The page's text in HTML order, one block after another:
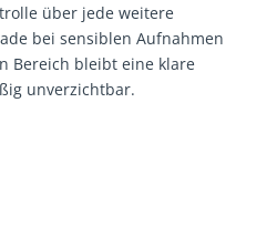
über jede weitere
bei sensiblen Aufnahmen
Bereich bleibt eine klare
unverzichtbar.